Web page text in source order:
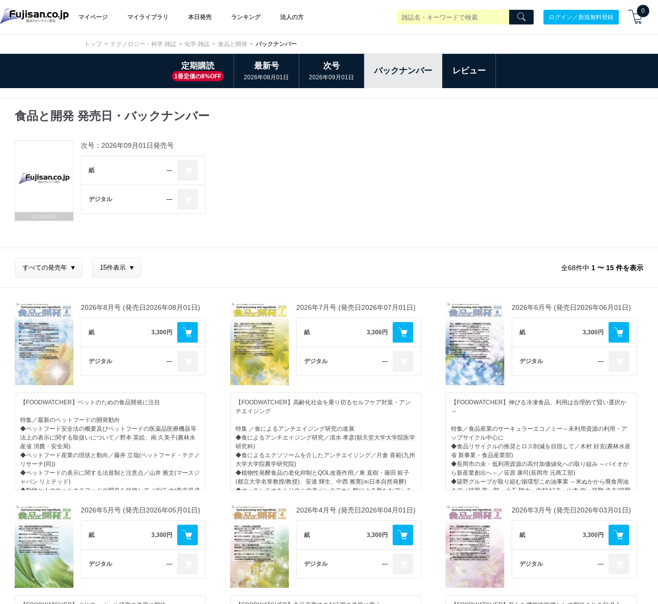
マイページ マイライブラリ 本日発売 ランキング 法人の方 ログイン／新規無料登録
0
トップ テクノロジー・科学 雑誌 化学 雑誌 食品と開発 バックナンバー
定期購読
1冊定価の8%OFF
最新号
2026年08月01日
次号
2026年09月01日
バックナンバー レビュー
食品と開発 発売日・バックナンバー
次号：2026年09月01日発売号
紙 ―
デジタル ―
全68件中 1 〜 15 件を表示
2026年8月号 (発売日2026年08月01日)
紙 3,300円
デジタル ―
【FOODWATCHER】ペットのための食品開発に注目
特集／最新のペットフードの開発動向
◆ペットフード安全法の概要及びペットフードの医薬品医療機器等
法上の表示に関する取扱いについて／野本 英絵、南 久美子(農林水
産省 消費・安全局)
◆ペットフード産業の現状と動向／藤井 立哉(ペットフード・テクノ
リサーチ(同))
◆ペットフードの表示に関する法規制と注意点／山井 雅文(マースジ
ャパン リミテッド)
◆動物と人のウェルネスフードの開発を目指して／中江 大(帝京平成
◆犬には犬の乳酸菌 ―乳酸菌麻布株(R)とHUEGBIO(R)が拓くペット
ヘルスケアの新展開／福山 朋季(麻布大学獣医学部)
【市場動向】
◆たん白・ペプチド素材の市場動向
◆多価不飽和脂肪酸素材 コスト高は継続、新価値創出を目指す
◆食品加工のための乳化剤の市場動向 ～顧客に寄り添う品質改良、
製造ロス削減、海外対応～
【支援技術】
◆原料費・エネルギーコスト高騰で重要性高まる凍結・解凍技術
2026年7月号 (発売日2026年07月01日)
紙 3,300円
デジタル ―
【FOODWATCHER】高齢化社会を乗り切るセルフケア対策・アン
チエイジング
特集 ／食によるアンチエイジング研究の進展
◆食によるアンチエイジング研究／清水 孝彦(順天堂大学大学院医学
研究科)
◆食によるエクソソームを介したアンチエイジング／片倉 喜範(九州
大学大学院農学研究院)
◆植物性発酵食品の老化抑制とQOL改善作用／東 直樹・篠田 粧子
(都立大学名誉教授/教授)、安達 輝生、中西 雅寛(㈱日本自然発酵)
◆オーランチオキトリウム由来ペンタデカン酸による新たなアンチ
【市場動向】
◆美肌・アンチエイジング食品素材の市場動向 ～細胞レベルからの
機能性研究が進む～
◆抗メタボ・ダイエット素材の市場動向 GLP-1分泌促進機能を持つ
素材への関心高まる
◆食品の特性、流通形態等に応じたLL化に役立つ製剤が焦点に 日持
向上剤・保存料、品質保持製剤
【支援技術】
◆SDGsで見直し進む食品産業の水処理技術
2026年6月号 (発売日2026年06月01日)
紙 3,300円
デジタル ―
【FOODWATCHER】伸びる冷凍食品、利用は合理的で賢い選択か
～
特集／食品産業のサーキュラーエコノミー～未利用資源の利用・ア
ップサイクル中心に
◆食品リサイクルの推奨とロス削減を目指して／木村 好克(農林水産
省 新事業・食品産業部)
◆長岡市の未・低利用資源の高付加価値化への取り組み ～バイオか
ら新産業創出へ～／笹原 康司(長岡市 元商工部)
◆築野グループが取り組む循環型こめ油事業 ～米ぬかから廃食用油
まで／埴岡 英一郎、小石 翔太、中村 紀夫、山本 弥、築野 卓夫(築野
◆食品の「おいしさ」に貢献する大豆由来のアップサイクル素材
「ソヤセル(R)」／福原 宏章(不二製油㈱)
◆製糖副産物から菌系体を用いたバイオマス発酵技術で作る新たん
ぱく素材開発／田中 美帆(NoMy Japan㈱)
◆未利用資源のアップサイクルによる新食材「ディーツ」の創出と
社会実装／髙田 智泰(ディーツフードプランニング㈱)
【分析・計測技術】
◆栄養成分分析装置の開発動向 安全性・環境配慮、自動化・迅速化
が鍵
エヌエスピー、エンザイム・センサ、フォス・ジャパン、ゲルハ
2026年5月号 (発売日2026年05月01日)
紙 3,300円
デジタル ―
2026年4月号 (発売日2026年04月01日)
紙 3,300円
デジタル ―
2026年3月号 (発売日2026年03月01日)
紙 3,300円
デジタル ―